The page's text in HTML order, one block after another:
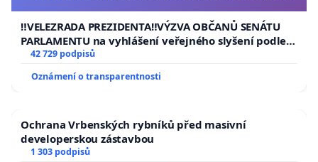
republiky
‼️VELEZRADA PREZIDENTA‼️VÝZVA OBČANŮ SENÁTU
PARLAMENTU na vyhlášení veřejného slyšení podle §
144 jednacího řádu Senátu k návrhu na přijetí
republiky
42 729 podpisů
Oznámení o transparentnosti
Ochrana Vrbenských rybníků před masivní
developerskou zástavbou
1 303 podpisů